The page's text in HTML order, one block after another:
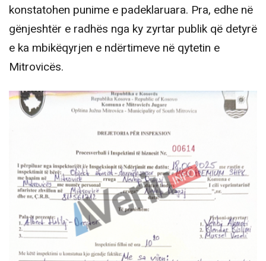
konstatohen punime e padeklaruara. Pra, edhe në
gënjeshtër e radhës nga ky zyrtar publik që detyrë
e ka mbikëqyrjen e ndërtimeve në qytetin e
Mitrovicës.